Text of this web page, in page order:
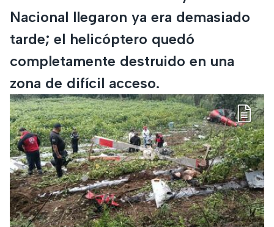
Nacional llegaron ya era demasiado
tarde; el helicóptero quedó
completamente destruido en una
zona de difícil acceso.